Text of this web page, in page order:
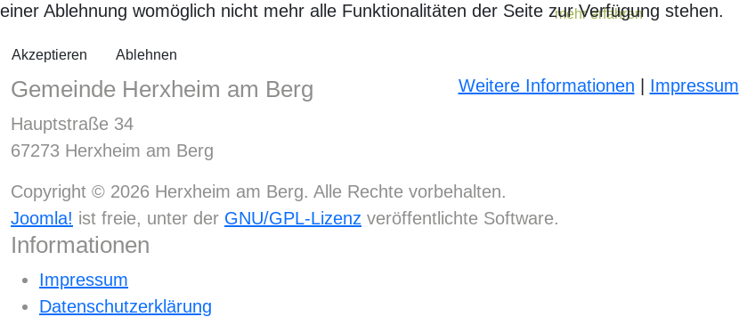
mehr erfahren
Gemeinde Herxheim am Berg
Hauptstraße 34
67273 Herxheim am Berg
Copyright © 2026 Herxheim am Berg. Alle Rechte vorbehalten.
Joomla! ist freie, unter der GNU/GPL-Lizenz veröffentlichte Software.
Informationen
Impressum
Datenschutzerklärung
einer Ablehnung womöglich nicht mehr alle Funktionalitäten der Seite zur Verfügung stehen.
Akzeptieren Ablehnen
Weitere Informationen Impressum